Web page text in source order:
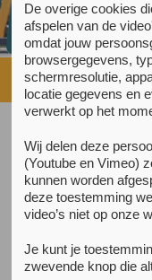
Home»Een centrale
Alle nieuwsberichten
26 juli 2024
Een centrale plek
Vanaf september
crisisdienst voor de
(ggz) en Levvel
De overige cookies
afspelen van de
omdat jouw
browsergegevens,
schermresolutie,
locatie gegevens en
verwerkt op het
Wij delen deze
(Youtube en Vimeo)
kunnen worden
deze toestemming
video’s niet op onze
Je kunt je
zwevende knop die